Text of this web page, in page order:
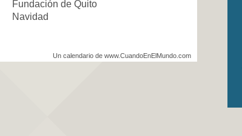
Fundación de Quito
Navidad
Un calendario de www.CuandoEnElMundo.com